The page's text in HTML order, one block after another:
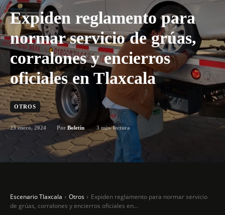
Expiden reglamento para
normar servicio de grúas,
corralones y encierros
oficiales en Tlaxcala
OTROS
23 enero, 2024 Por Boletín 3min. lectura
Escenario Tlaxcala Otros
Expiden reglamento para normar servicio
de grúas, corralones y encierros oficiales en...